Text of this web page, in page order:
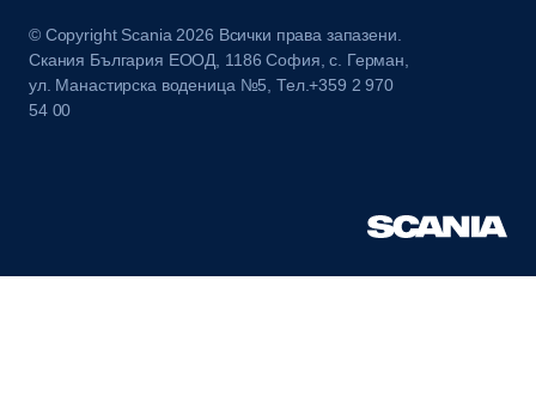
© Copyright Scania 2026 Всички права запазени.
Скания България ЕООД, 1186 София, с. Герман,
ул. Манастирска воденица №5, Тел.+359 2 970
54 00